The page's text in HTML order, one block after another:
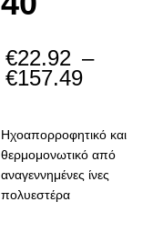
€22.92 –
€157.49
through
€157.49
Ηχοαπορροφητικό και
θερμομονωτικόαπό
αναγεννημένες ίνες
πολυεστέρα